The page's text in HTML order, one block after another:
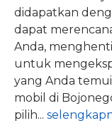
didapatkan
dapat
Anda,
untuk
yang Anda
mobil di
pilih...